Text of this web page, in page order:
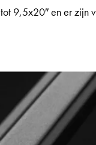
9,5x20″ en er zijn